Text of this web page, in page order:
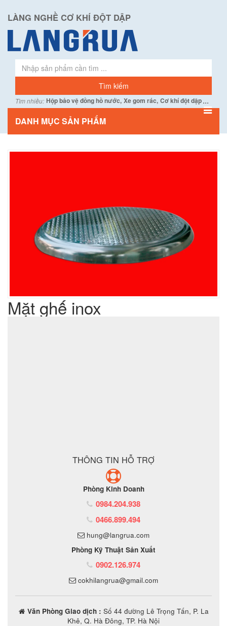
LÀNG NGHỀ CƠ KHÍ ĐỘT DẬP
Tìm nhiều: Hộp bảo vệ đồng hồ nước, Xe gom rác, Cơ khí đột dập...
DANH MỤC SẢN PHẨM
Mặt ghế inox
THÔNG TIN HỖ TRỢ
Phòng Kinh Doanh
0984.204.938
0466.899.494
hung@langrua.com
Phòng Kỹ Thuật Sản Xuất
0902.126.974
cokhilangrua@gmail.com
Văn Phòng Giao dịch : Số 44 đường Lê Trọng Tấn, P. La
Khê, Q. Hà Đông, TP. Hà Nội